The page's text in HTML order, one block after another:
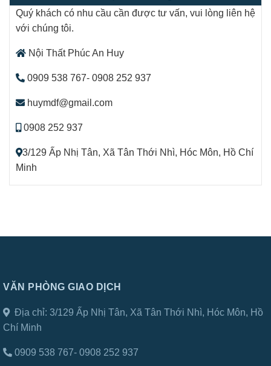
Quý khách có nhu cầu cần được tư vấn, vui lòng liên hệ
với chúng tôi.
Nội Thất Phúc An Huy
0909 538 767- 0908 252 937
huymdf@gmail.com
0908 252 937
3/129 Ấp Nhị Tân, Xã Tân Thới Nhì, Hóc Môn, Hồ Chí
Minh
VĂN PHÒNG GIAO DỊCH
Địa chỉ: 3/129 Ấp Nhị Tân, Xã Tân Thới Nhì, Hóc Môn, Hồ
Chí Minh
0909 538 767- 0908 252 937